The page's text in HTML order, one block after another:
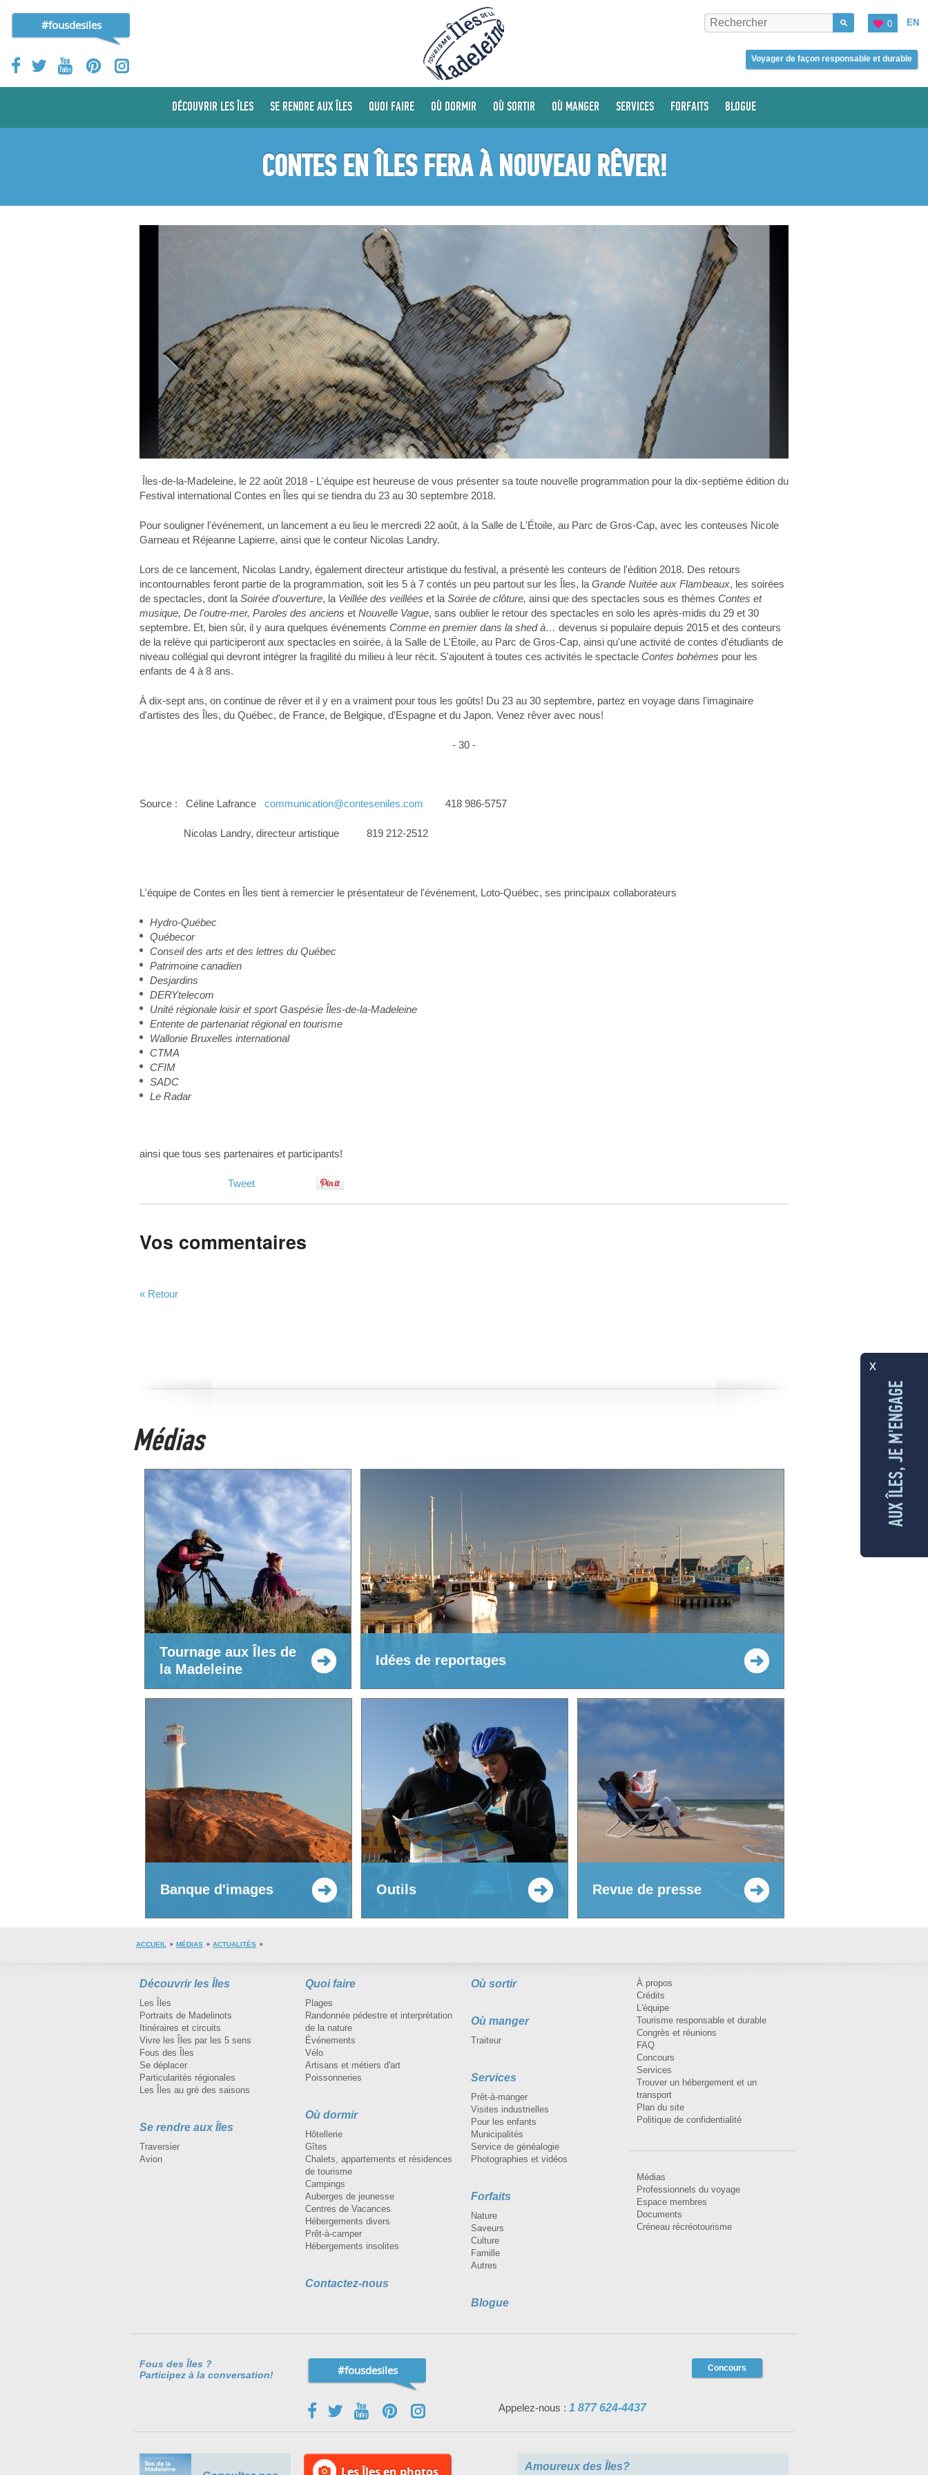
#fousdesiles EN
0
Voyager de façon responsable et durable
DÉCOUVRIR LES ÎLES SE RENDRE AUX ÎLES QUOI FAIRE OÙ DORMIR OÙ SORTIR OÙ MANGER SERVICES FORFAITS BLOGUE
CONTES EN ÎLES FERA À NOUVEAU RÊVER!
Îles-de-la-Madeleine, le 22 août 2018 - L'équipe est heureuse de vous présenter sa toute nouvelle programmation pour la dix-septième édition du
Festival international Contes en Îles qui se tiendra du 23 au 30 septembre 2018.
Pour souligner l'événement, un lancement a eu lieu le mercredi 22 août, à la Salle de L'Étoile, au Parc de Gros-Cap, avec les conteuses Nicole
Garneau et Réjeanne Lapierre, ainsi que le conteur Nicolas Landry.
Lors de ce lancement, Nicolas Landry, également directeur artistique du festival, a présenté les conteurs de l'édition 2018. Des retours
incontournables feront partie de la programmation, soit les 5 à 7 contés un peu partout sur les Îles, la Grande Nuitée aux Flambeaux, les soirées
de spectacles, dont la Soirée d'ouverture, la Veillée des veillées et la Soirée de clôture, ainsi que des spectacles sous es thèmes Contes et
musique, De l'outre-mer, Paroles des anciens et Nouvelle Vague, sans oublier le retour des spectacles en solo les après-midis du 29 et 30
septembre. Et, bien sûr, il y aura quelques événements Comme en premier dans la shed à… devenus si populaire depuis 2015 et des conteurs
de la relève qui participeront aux spectacles en soirée, à la Salle de L'Étoile, au Parc de Gros-Cap, ainsi qu'une activité de contes d'étudiants de
niveau collégial qui devront intégrer la fragilité du milieu à leur récit. S'ajoutent à toutes ces activités le spectacle Contes bohèmes pour les
enfants de 4 à 8 ans.
À dix-sept ans, on continue de rêver et il y en a vraiment pour tous les goûts! Du 23 au 30 septembre, partez en voyage dans l'imaginaire
d'artistes des Îles, du Québec, de France, de Belgique, d'Espagne et du Japon. Venez rêver avec nous!
- 30 -
Source : Céline Lafrance communication@conteseniles.com 418 986-5757
Nicolas Landry, directeur artistique 819 212-2512
L'équipe de Contes en Îles tient à remercier le présentateur de l'événement, Loto-Québec, ses principaux collaborateurs
Hydro-Québec
Québecor
Conseil des arts et des lettres du Québec
Patrimoine canadien
Desjardins
DERYtelecom
Unité régionale loisir et sport Gaspésie Îles-de-la-Madeleine
Entente de partenariat régional en tourisme
Wallonie Bruxelles international
CTMA
CFIM
SADC
Le Radar
ainsi que tous ses partenaires et participants!
Tweet
Vos commentaires
« Retour
Médias
Tournage aux Îles de
la Madeleine
Idées de reportages
Banque d'images Outils Revue de presse
ACCUEIL MÉDIAS ACTUALITÉS
Découvrir les Îles
Les Îles
Portraits de Madelinots
Itinéraires et circuits
Vivre les Îles par les 5 sens
Fous des Îles
Se déplacer
Particularités régionales
Les Îles au gré des saisons
Se rendre aux Îles
Traversier
Avion
Quoi faire
Plages
Randonnée pédestre et interprétation
de la nature
Événements
Vélo
Artisans et métiers d'art
Poissonneries
Où dormir
Hôtellerie
Gîtes
Chalets, appartements et résidences
de tourisme
Campings
Auberges de jeunesse
Centres de Vacances
Hébergements divers
Prêt-à-camper
Hébergements insolites
Contactez-nous
Où sortir
Où manger
Traiteur
Services
Prêt-à-manger
Visites industrielles
Pour les enfants
Municipalités
Service de généalogie
Photographies et vidéos
Forfaits
Nature
Saveurs
Culture
Famille
Autres
Blogue
À propos
Crédits
L'équipe
Tourisme responsable et durable
Congrès et réunions
FAQ
Concours
Services
Trouver un hébergement et un
transport
Plan du site
Politique de confidentialité
Médias
Professionnels du voyage
Espace membres
Documents
Créneau récréotourisme
Fous des Îles ?
Participez à la conversation!
#fousdesiles Concours
Appelez-nous : 1 877 624-4437
Les Îles en photos Amoureux des Îles?
x
AUX ÎLES, JE M'ENGAGE